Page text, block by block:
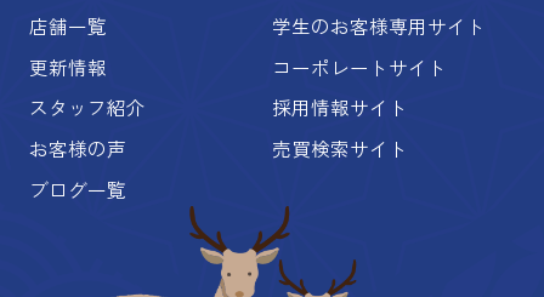
店舗一覧
更新情報
スタッフ紹介
お客様の声
ブログ一覧
学生のお客様専用サイト
コーポレートサイト
採用情報サイト
売買検索サイト